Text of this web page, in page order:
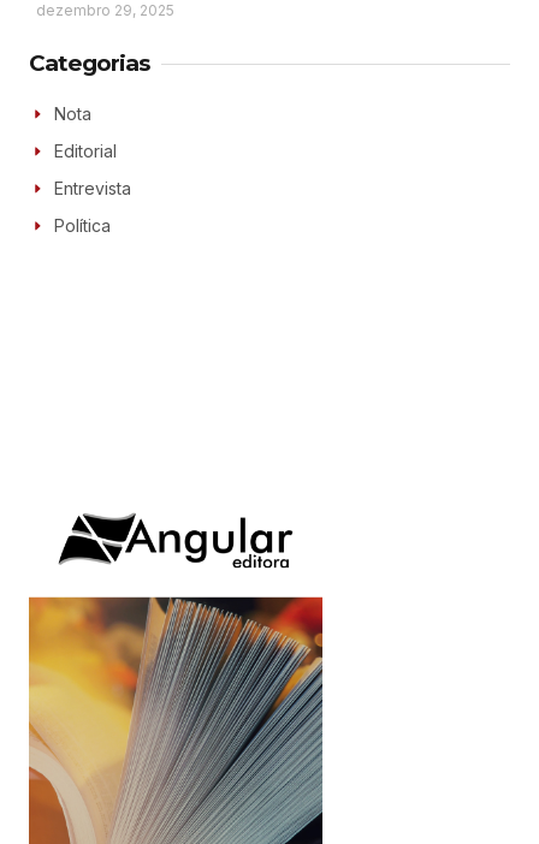
dezembro 29, 2025
Categorias
Nota
Editorial
Entrevista
Política